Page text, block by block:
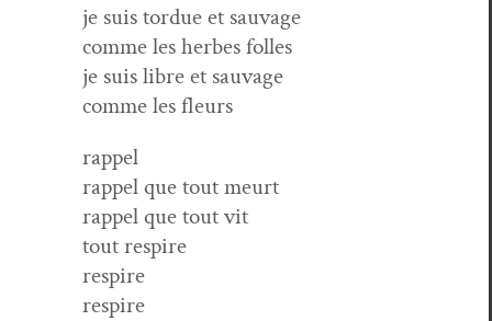
je suis tor­due et sauvage
comme les herbes folles
je suis libre et sauvage
comme les fleurs
rap­pel
rap­pel que tout meurt
rap­pel que tout vit
tout respire
respire
respire